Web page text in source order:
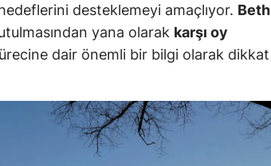
desteklemeyi amaçlıyor. Beth
yana olarak karşı oy
dair önemli bir bilgi olarak dikkat